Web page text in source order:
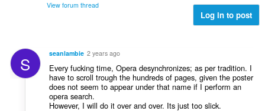
View forum thread
Log in to post
S seanlambie 2 years ago
Every fucking time, Opera desynchronizes; as per tradition. I
have to scroll trough the hundreds of pages, given the poster
does not seem to appear under that name if I perform an
opera search.
However, I will do it over and over. Its just too slick.